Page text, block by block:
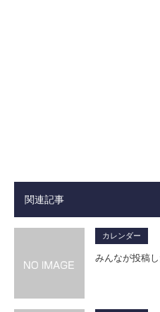
関連記事
カレンダー
みんなが投稿